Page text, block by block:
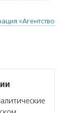
«Агентство